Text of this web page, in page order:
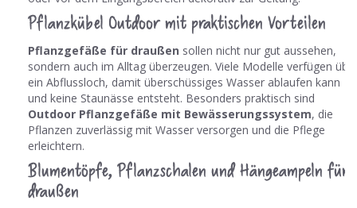
Pflanzkübel Outdoor mit praktischen Vorteilen
Pflanzgefäße für draußen sollen nicht nur gut aussehen,
sondern auch im Alltag überzeugen. Viele Modelle verfügen
ein Abflussloch, damit überschüssiges Wasser ablaufen kann
und keine Staunässe entsteht. Besonders praktisch sind
Outdoor Pflanzgefäße mit Bewässerungssystem, die
Pflanzen zuverlässig mit Wasser versorgen und die Pflege
erleichtern.
Blumentöpfe, Pflanzschalen und Hängeampeln für
draußen